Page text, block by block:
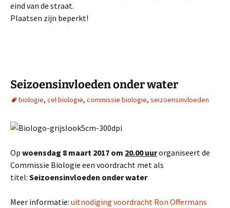
eind van de straat.
Plaatsen zijn beperkt!
Seizoensinvloeden onder water
biologie, cel biologie, commissie biologie, seizoensinvloeden
Op woensdag 8 maart 2017 om 20.00 uurorganiseert de
Commissie Biologie een voordracht met als
titel: Seizoensinvloeden onder water
Meer informatie: uitnodiging voordracht Ron Offermans